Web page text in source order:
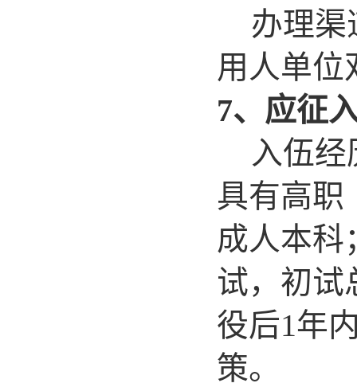
办理渠
用人单
7、应征
入伍
具有高职
成人本科
试，初试
役后1年
策。